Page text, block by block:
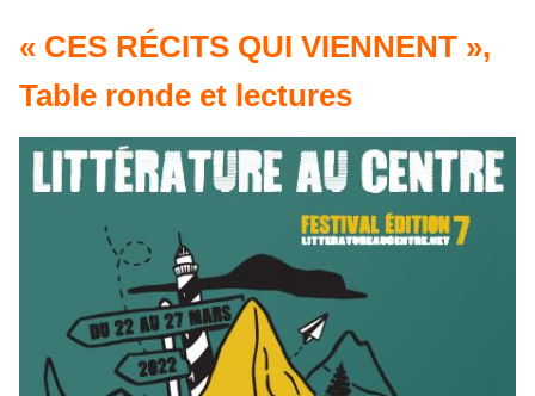
« CES RÉCITS QUI VIENNENT »,
Table ronde et lectures